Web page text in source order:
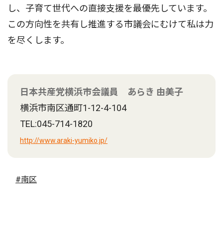
し、子育て世代への直接支援を最優先しています。
この方向性を共有し推進する市議会にむけて私は力
を尽くします。
日本共産党横浜市会議員 あらき 由美子
横浜市南区通町1-12-4-104
TEL:045-714-1820
http://www.araki-yumiko.jp/
#南区